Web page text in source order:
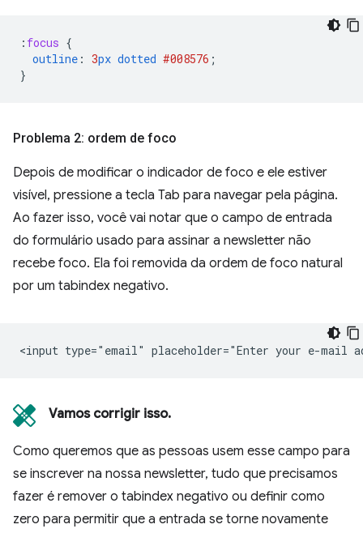
: focus {
outline : 3px dotted #008576 ;
}
Problema 2: ordem de foco
Depois de modificar o indicador de foco e ele estiver
visível, pressione a tecla Tab para navegar pela página.
Ao fazer isso, você vai notar que o campo de entrada
do formulário usado para assinar a newsletter não
recebe foco. Ela foi removida da ordem de foco natural
por um tabindex negativo.
Vamos corrigir isso.
Como queremos que as pessoas usem esse campo para
se inscrever na nossa newsletter, tudo que precisamos
fazer é remover o tabindex negativo ou definir como
zero para permitir que a entrada se torne novamente